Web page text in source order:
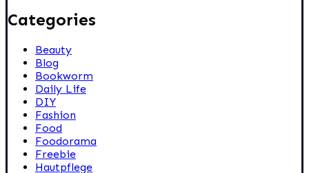
Categories
Beauty
Blog
Bookworm
Daily Life
DIY
Fashion
Food
Foodorama
Freebie
Hautpflege